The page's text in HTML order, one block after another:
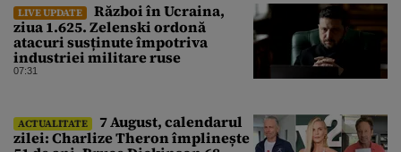
LIVE UPDATE
Război în Ucraina,
ziua 1.625. Zelenski ordonă
atacuri susținute împotriva
industriei militare ruse
07:31
ACTUALITATE
7 August, calendarul
zilei: Charlize Theron împlinește